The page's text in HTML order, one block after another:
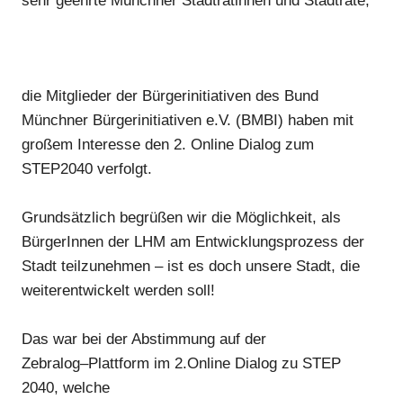
die Mitglieder der Bürgerinitiativen des Bund
Münchner Bürgerinitiativen e.V. (BMBI) haben mit
großem Interesse den 2. Online Dialog zum
STEP2040 verfolgt.
Grundsätzlich begrüßen wir die Möglichkeit, als
BürgerInnen der LHM am Entwicklungsprozess der
Stadt teilzunehmen – ist es doch unsere Stadt, die
weiterentwickelt werden soll!
Das war bei der Abstimmung auf der
Zebralog–Plattform im 2.Online Dialog zu STEP
2040, welche